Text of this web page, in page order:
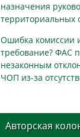
назначения
территориальных
Ошибка комиссии
требование? ФАС
незаконным
ЧОП из-за
Авторская